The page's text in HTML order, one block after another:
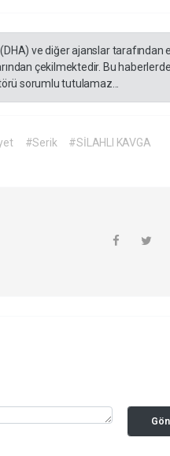
ve diğer ajanslar tarafından
çekilmektedir. Bu
sorumlu tutulamaz...
#Serik
#SİLAHLI KAVGA